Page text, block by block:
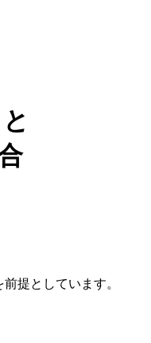
提としています。